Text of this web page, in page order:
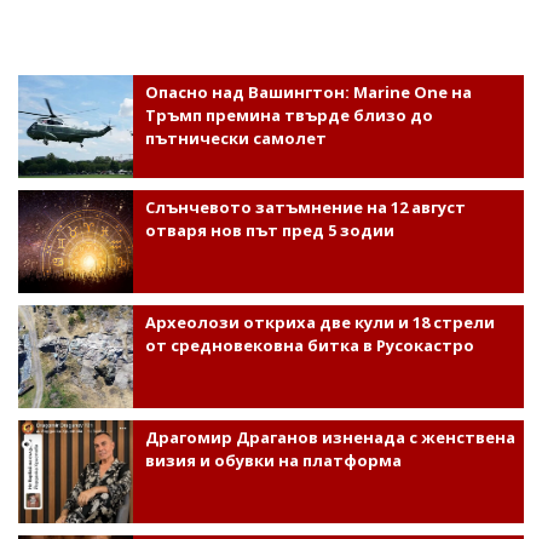
Опасно над Вашингтон: Marine One на
Тръмп премина твърде близо до
пътнически самолет
Слънчевото затъмнение на 12 август
отваря нов път пред 5 зодии
Археолози откриха две кули и 18 стрели
от средновековна битка в Русокастро
Драгомир Драганов изненада с женствена
визия и обувки на платформа